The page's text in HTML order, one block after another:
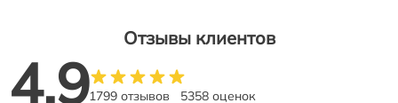
Отзывы клиентов
4.91799 отзывов 5358 оценок